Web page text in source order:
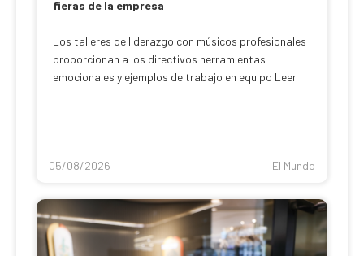
fieras de la empresa
Los talleres de liderazgo con músicos profesionales
proporcionan a los directivos herramientas
emocionales y ejemplos de trabajo en equipo Leer
05/08/2026 El Mundo